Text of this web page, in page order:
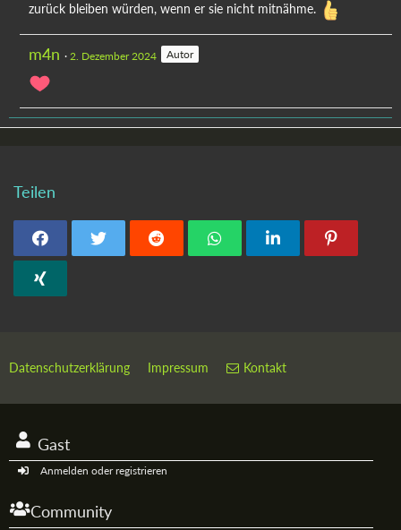
zurück bleiben würden, wenn er sie nicht mitnähme.
m4n 2. Dezember 2024 Autor
Teilen
Datenschutzerklärung Impressum Kontakt
Gast
Anmelden oder registrieren
Community